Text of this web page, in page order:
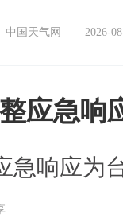
中国天气网 2026-
应急响
急响应为